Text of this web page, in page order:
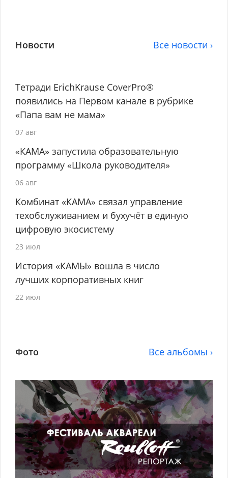
Новости Все новости ›
Тетради ErichKrause CoverPro®
появились на Первом канале в рубрике
«Папа вам не мама»
07 авг
«КАМА» запустила образовательную
программу «Школа руководителя»
06 авг
Комбинат «КАМА» связал управление
техобслуживанием и бухучёт в единую
цифровую экосистему
23 июл
История «КАМЫ» вошла в число
лучших корпоративных книг
22 июл
Фото Все альбомы ›